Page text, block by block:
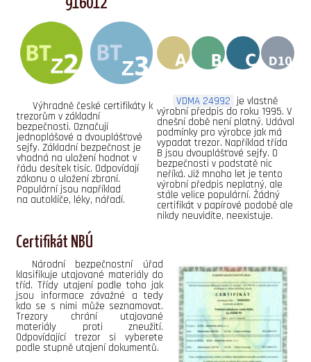
916012
Výhradně české certifikáty k
trezorům v základní
bezpečnosti. Označují
jednoplášové a dvouplášťové
sejfy. Základní bezpečnost je
vhodná na uložení hodnot v
řádu desítek tisíc. Odpovídají
zákonu o uložení zbraní.
Populární jsou například
na autoklíče, léky, nářadí.
VDMA 24992 je vlastně
výrobní předpis do roku 1995. V
dnešní době není platný. Udával
podmínky pro výrobce jak má
vypadat trezor. Například třída
B jsou dvouplášťové sejfy. O
bezpečnosti v podstatě nic
neříká. Již mnoho let je tento
výrobní předpis neplatný, ale
stále velice populární. Žádný
certifikát v papírové podobě ale
nikdy neuvidíte, neexistuje.
Certifikát NBÚ
Národní bezpečnostní úřad
klasifikuje utajované materiály do
tříd. Třídy utajení podle toho jak
jsou informace závažné a tedy
kdo se s nimi může seznamovat.
Trezory chrání utajované
materiály proti zneužití.
Odpovídající trezor si vyberete
podle stupně utajení dokumentů.